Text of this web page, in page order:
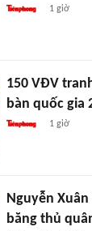
1 giờ
150 VĐV
bàn quốc gia
1 giờ
Nguyễn
băng thủ